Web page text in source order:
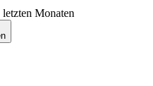
Monaten